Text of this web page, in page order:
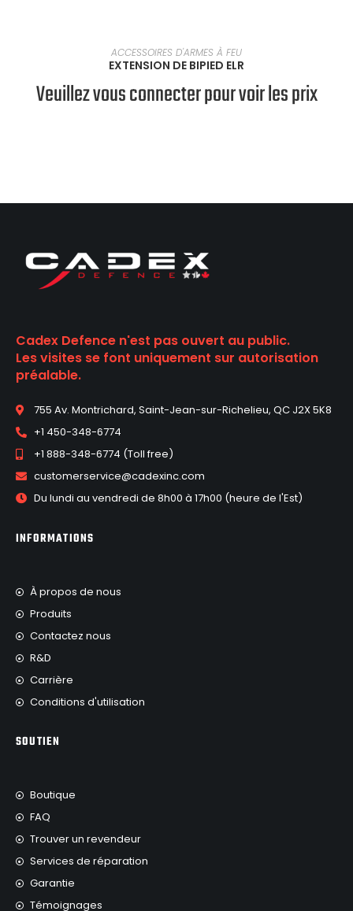
SÉLECTIONNER UNE OPTION
ACCESSOIRES D'ARMES À FEU
EXTENSION DE BIPIED ELR
Veuillez vous connecter pour voir les prix
Cadex Defence n'est pas ouvert au public.
Les visites se font uniquement sur autorisation
préalable.
755 Av. Montrichard, Saint-Jean-sur-Richelieu, QC J2X 5K8
+1 450-348-6774
+1 888-348-6774 (Toll free)
customerservice@cadexinc.com
Du lundi au vendredi de 8h00 à 17h00 (heure de l'Est)
INFORMATIONS
À propos de nous
Produits
Contactez nous
R&D
Carrière
Conditions d'utilisation
SOUTIEN
Boutique
FAQ
Trouver un revendeur
Services de réparation
Garantie
Témoignages